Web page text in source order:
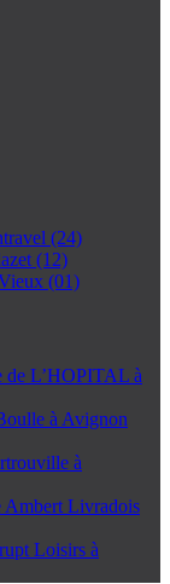
(24)
(12)
(01)
de L’HOPITAL à
à Avignon
à
Ambert Livradois
Loisirs à